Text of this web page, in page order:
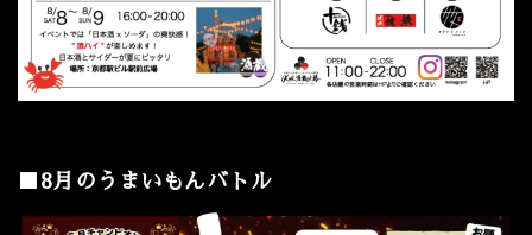
■8月のうまいもんバトル